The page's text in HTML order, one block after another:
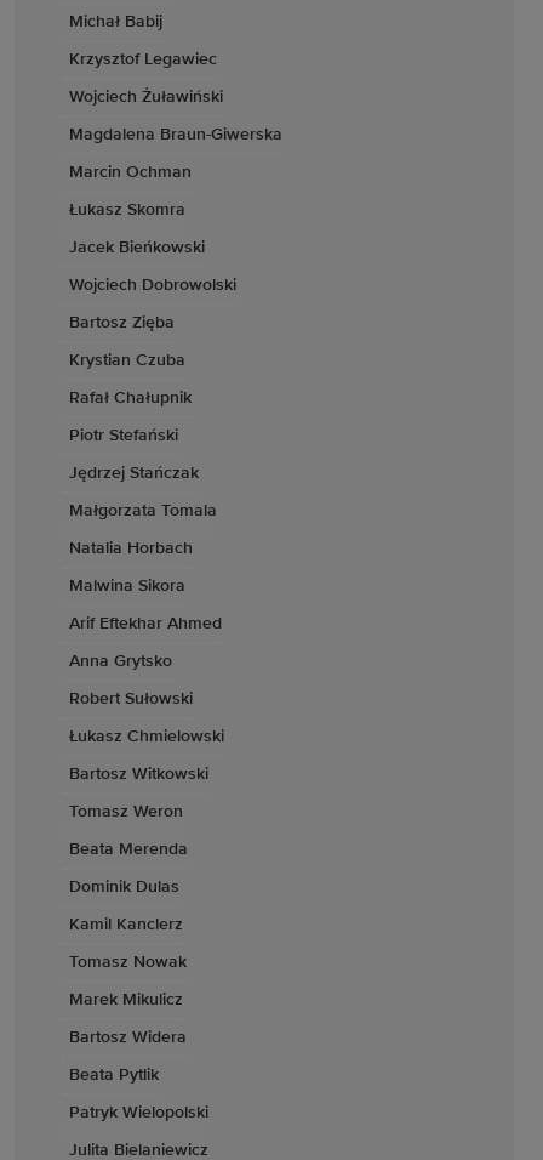
Michał Babij
Krzysztof Legawiec
Wojciech Żuławiński
Magdalena Braun-Giwerska
Marcin Ochman
Łukasz Skomra
Jacek Bieńkowski
Wojciech Dobrowolski
Bartosz Zięba
Krystian Czuba
Rafał Chałupnik
Piotr Stefański
Jędrzej Stańczak
Małgorzata Tomala
Natalia Horbach
Malwina Sikora
Arif Eftekhar Ahmed
Anna Grytsko
Robert Sułowski
Łukasz Chmielowski
Bartosz Witkowski
Tomasz Weron
Beata Merenda
Dominik Dulas
Kamil Kanclerz
Tomasz Nowak
Marek Mikulicz
Bartosz Widera
Beata Pytlik
Patryk Wielopolski
Julita Bielaniewicz